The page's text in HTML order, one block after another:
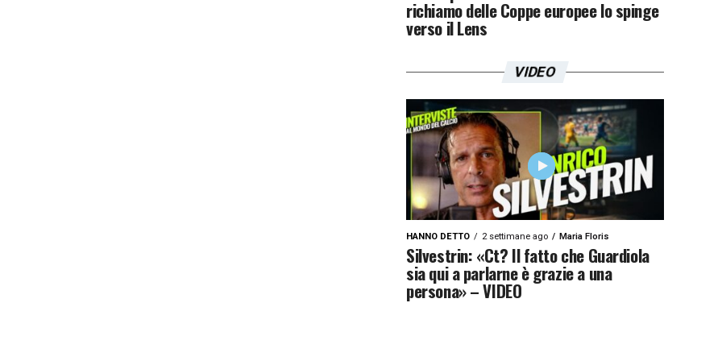
richiamo delle Coppe europee lo spinge
verso il Lens
VIDEO
HANNO DETTO 2 settimane ago Maria Floris
Silvestrin: «Ct? Il fatto che Guardiola
sia qui a parlarne è grazie a una
persona» – VIDEO